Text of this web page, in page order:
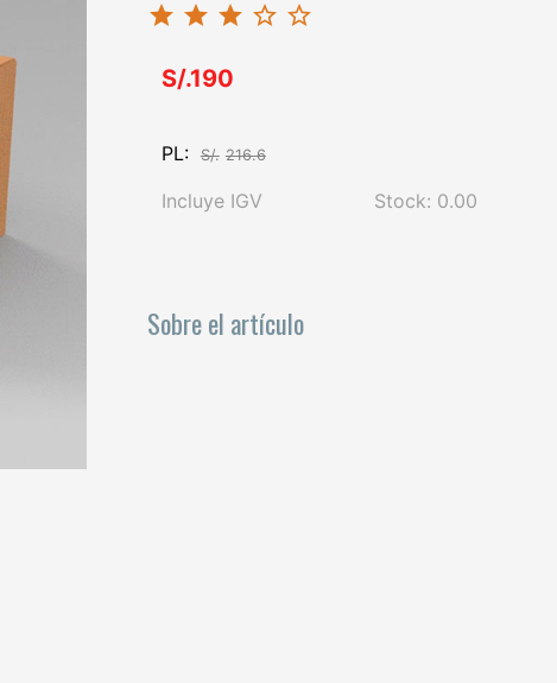
star star star star_border star_border
S/.190
PL: S/. 216.6
Incluye IGV Stock: 0.00
Sobre el artículo